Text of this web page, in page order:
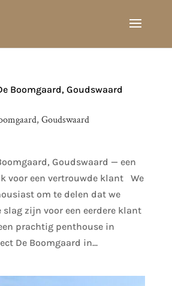
Goudswaard
Goudswaard — een
voor een vertrouwde klant We
om te delen dat we
zijn voor een eerdere klant
prachtig penthouse in
De Boomgaard in...